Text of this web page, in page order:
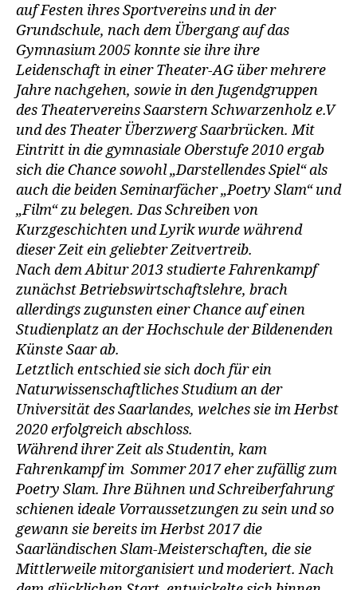
auf Festen ihres Sportvereins und in der
Grundschule, nach dem Übergang auf das
Gymnasium 2005 konnte sie ihre ihre
Leidenschaft in einer Theater-AG über mehrere
Jahre nachgehen, sowie in den Jugendgruppen
des Theatervereins Saarstern Schwarzenholz e.V
und des Theater Überzwerg Saarbrücken. Mit
Eintritt in die gymnasiale Oberstufe 2010 ergab
sich die Chance sowohl „Darstellendes Spiel“ als
auch die beiden Seminarfächer „Poetry Slam“ und
„Film“ zu belegen. Das Schreiben von
Kurzgeschichten und Lyrik wurde während
dieser Zeit ein geliebter Zeitvertreib.
Nach dem Abitur 2013 studierte Fahrenkampf
zunächst Betriebswirtschaftslehre, brach
allerdings zugunsten einer Chance auf einen
Studienplatz an der Hochschule der Bildenenden
Künste Saar ab.
Letztlich entschied sie sich doch für ein
Naturwissenschaftliches Studium an der
Universität des Saarlandes, welches sie im Herbst
2020 erfolgreich abschloss.
Während ihrer Zeit als Studentin, kam
Fahrenkampf im Sommer 2017 eher zufällig zum
Poetry Slam. Ihre Bühnen und Schreiberfahrung
schienen ideale Vorraussetzungen zu sein und so
gewann sie bereits im Herbst 2017 die
Saarländischen Slam-Meisterschaften, die sie
Mittlerweile mitorganisiert und moderiert. Nach